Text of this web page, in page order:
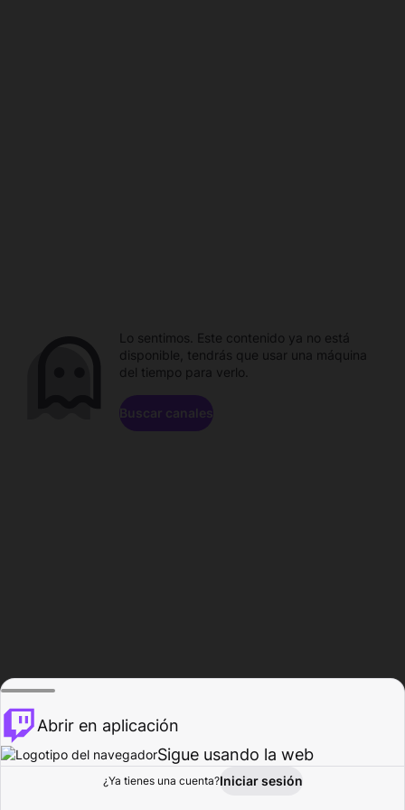
Explorar Actividad
Lo sentimos. Este contenido ya no está
disponible, tendrás que usar una máquina
del tiempo para verlo.
Buscar canales
Abrir en aplicación
Sigue usando la web
¿Ya tienes una cuenta?Iniciar sesión